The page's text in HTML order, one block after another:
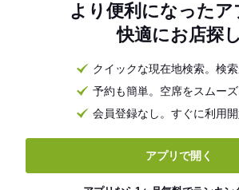
より便利になったア
快適にお店探し
クイックな現在地検索。検
予約も簡単。空席をスムー
会員登録なし。すぐに利用
アプリで開く